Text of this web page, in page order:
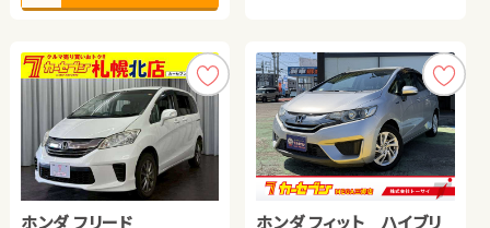
ホンダ フリード
ホンダ フィット ハイブリ
トヨタ ルーミー
（税込）
トヨタ ノア
（税込） （税込）
トヨタ ヴォクシー トヨタ ルーミー